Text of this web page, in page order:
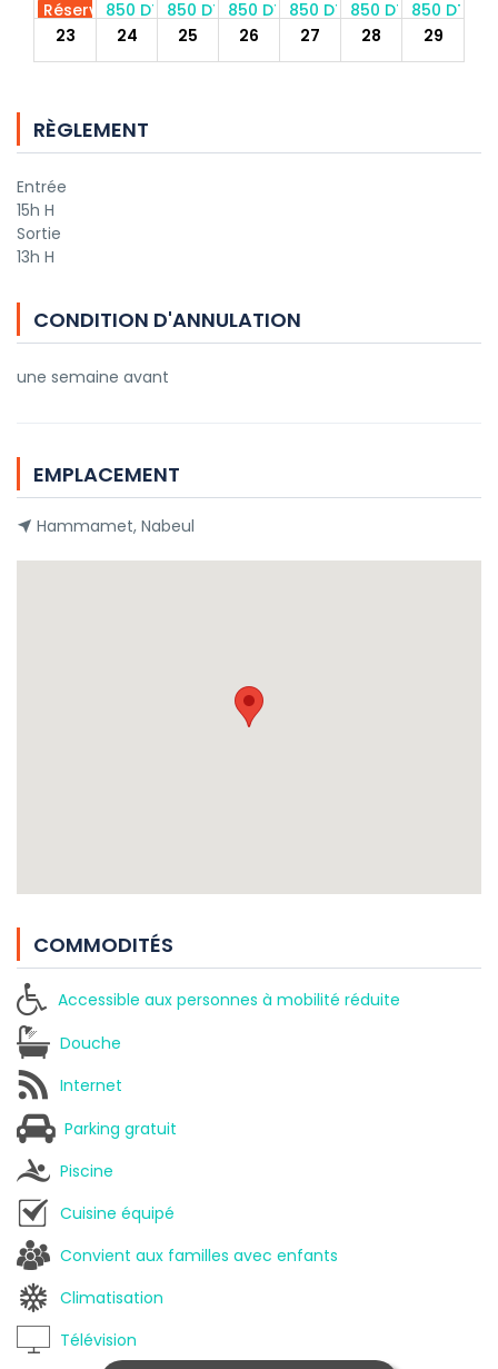
Réservé850 DT 850 DT 850 DT 850 DT 850 DT
850 DT
23
24 25 26 27 28
29
850 DT 850 DT
RÈGLEMENT
Entrée
15h H
Sortie
13h H
CONDITION D'ANNULATION
une semaine avant
EMPLACEMENT
Hammamet, Nabeul
COMMODITÉS
Accessible aux personnes à mobilité réduite
Douche
Internet
Parking gratuit
Piscine
Cuisine équipé
Convient aux familles avec enfants
Climatisation
Télévision